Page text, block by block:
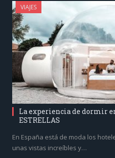
VIAJES
La experiencia de dormir
ESTRELLAS
En España está de moda los
unas vistas increíbles y…